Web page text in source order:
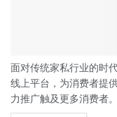
面对传统家私行业的时
线上平台，为消费者提
力推广触及更多消费者。